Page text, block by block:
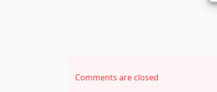
Comments are closed